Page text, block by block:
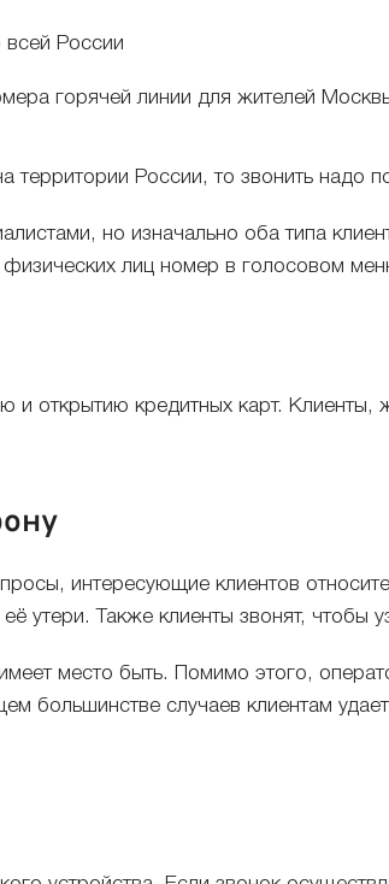
России
горячей линии для жителей
территории России, то звонить надо
но изначально оба типа
физических лиц номер в голосовом
и открытию кредитных карт.
интересующие клиентов
утери. Также клиенты звонят, чтобы
место быть. Помимо этого,
большинстве случаев клиентам